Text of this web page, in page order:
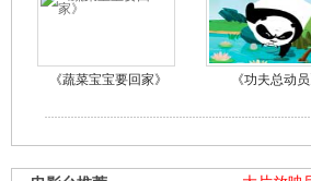
《蔬菜宝宝要回家》 《功夫总动员